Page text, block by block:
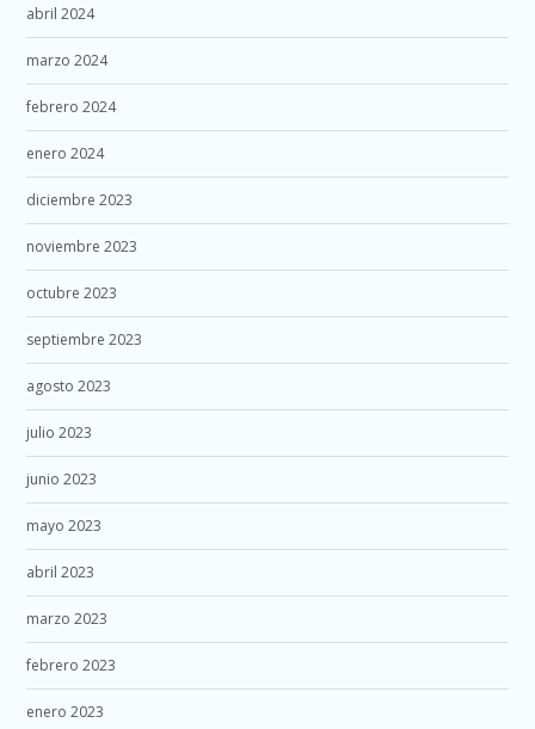
abril 2024
marzo 2024
febrero 2024
enero 2024
diciembre 2023
noviembre 2023
octubre 2023
septiembre 2023
agosto 2023
julio 2023
junio 2023
mayo 2023
abril 2023
marzo 2023
febrero 2023
enero 2023